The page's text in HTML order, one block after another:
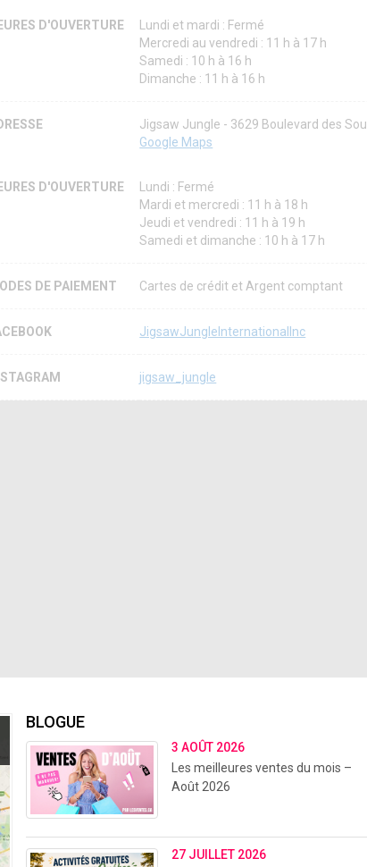
D'OUVERTURE
Lundi et mardi : Fermé
Mercredi au vendredi : 11 h à 17 h
Samedi : 10 h à 16 h
Dimanche : 11 h à 16 h
Jigsaw Jungle - 3629 Boulevard des
Google Maps
D'OUVERTURE
Lundi : Fermé
Mardi et mercredi : 11 h à 18 h
Jeudi et vendredi : 11 h à 19 h
Samedi et dimanche : 10 h à 17 h
DE PAIEMENT Cartes de crédit et Argent comptant
JigsawJungleInternationalInc
jigsaw_jungle
BLOGUE
3 AOÛT 2026
Les meilleures ventes du mois –
Août 2026
27 JUILLET 2026